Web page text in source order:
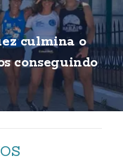
culmina o
conseguindo